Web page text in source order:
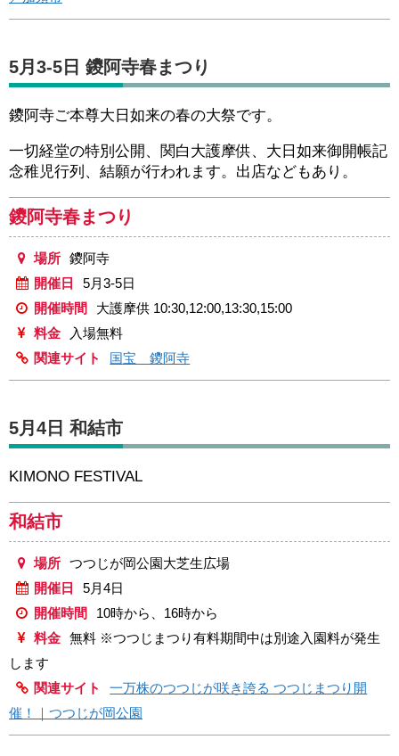
5月3-5日 鑁阿寺春まつり
鑁阿寺ご本尊大日如来の春の大祭です。
一切経堂の特別公開、関白大護摩供、大日如来御開帳記
念稚児行列、結願が行われます。出店などもあり。
鑁阿寺春まつり
場所
鑁阿寺
開催日
5月3-5日
開催時間
大護摩供 10:30,12:00,13:30,15:00
料金
入場無料
関連サイト
国宝 鑁阿寺
5月4日 和結市
KIMONO FESTIVAL
和結市
場所
つつじが岡公園大芝生広場
開催日
5月4日
開催時間
10時から、16時から
料金
無料 ※つつじまつり有料期間中は別途入園料が発生
します
関連サイト
一万株のつつじが咲き誇る つつじまつり開
催！｜つつじが岡公園